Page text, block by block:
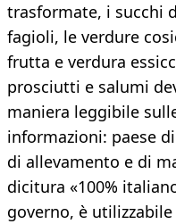
trasformate, i succhi
fagioli, le verdure
frutta e verdura
prosciutti e salumi
maniera leggibile
informazioni: paese
di allevamento e di
dicitura «100%
governo, è